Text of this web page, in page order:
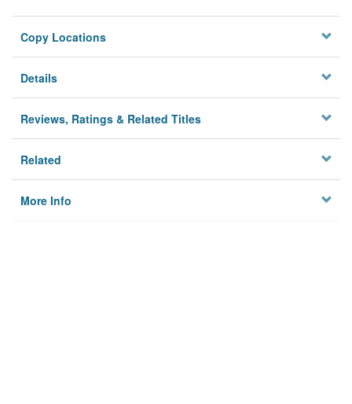
Copy Locations
Details
Reviews, Ratings & Related Titles
Related
More Info